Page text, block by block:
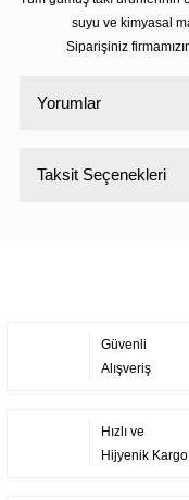
suyu ve kimyasal
Siparişiniz
Yorumlar
Taksit Seçenekleri
Güvenli
Alışveriş
Hızlı ve
Hijyenik Kargo